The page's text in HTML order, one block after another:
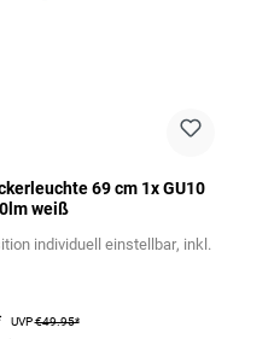
69 cm 1x GU10
weiß
individuell einstellbar inkl.
UVP€49.95*